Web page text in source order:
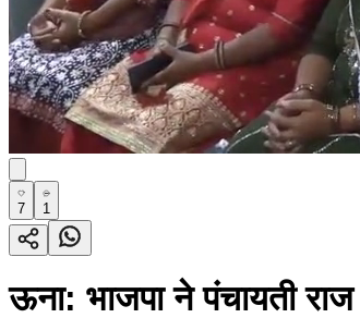
7 1
ऊना: भाजपा ने पंचायती